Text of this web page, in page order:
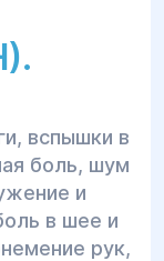
вспышки в
боль, шум
и
в шее и
рук,